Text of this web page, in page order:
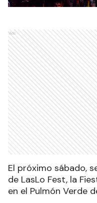
Ads
El próximo sábado,
de LasLo Fest, la
en el Pulmón Verde